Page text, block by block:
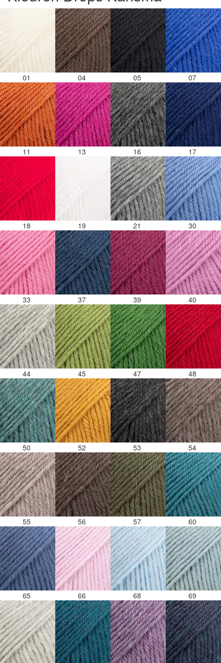
verschillende kleuren vezels in het zwart. Dat
vind ik erg jammer. Als ik nu wil nabestellen
moet ik maar hopen dat ik de juiste kleurcode
bij de juiste bol heb gedaan. Misschien een
tip om de kleuren apart in te pakken met een
sticker welke kleur het is? Desondanks zou ik
deze shop zeker wel aanbevelen wat betreft
de viltwol. Goede prijs/kwaliteit verhouding.
01 04 05 07
11 13 16 17
18 19 21 30
33 37 39 40
44 45 47 48
50 52 53 54
55 56 57 60
65 66 68 69